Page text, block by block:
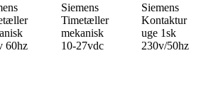
60hz
Siemens
Timetæller
mekanisk
10-27vdc
Siemens
Kontaktur
uge 1sk
230v/50hz